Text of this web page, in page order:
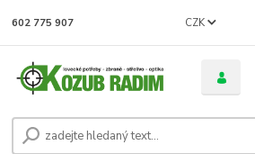
CZK
602 775 907